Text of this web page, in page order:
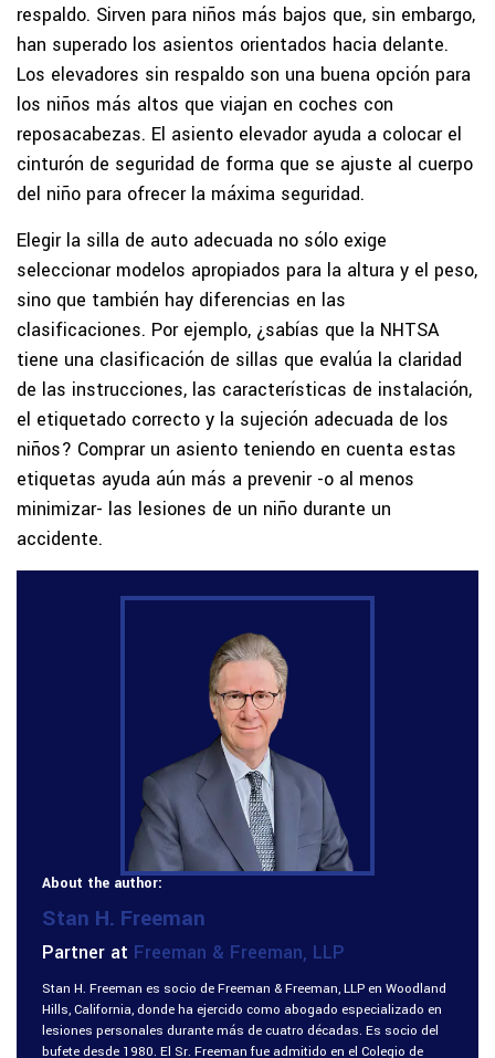
respaldo. Sirven para niños más bajos que, sin embargo,
han superado los asientos orientados hacia delante.
Los elevadores sin respaldo son una buena opción para
los niños más altos que viajan en coches con
reposacabezas. El asiento elevador ayuda a colocar el
cinturón de seguridad de forma que se ajuste al cuerpo
del niño para ofrecer la máxima seguridad.
Elegir la silla de auto adecuada no sólo exige
seleccionar modelos apropiados para la altura y el peso,
sino que también hay diferencias en las
clasificaciones. Por ejemplo, ¿sabías que la NHTSA
tiene una clasificación de sillas que evalúa la claridad
de las instrucciones, las características de instalación,
el etiquetado correcto y la sujeción adecuada de los
niños? Comprar un asiento teniendo en cuenta estas
etiquetas ayuda aún más a prevenir -o al menos
minimizar- las lesiones de un niño durante un
accidente.
About the author:
Stan H. Freeman
Partner at Freeman & Freeman, LLP
Stan H. Freeman es socio de Freeman & Freeman, LLP en Woodland
Hills, California, donde ha ejercido como abogado especializado en
lesiones personales durante más de cuatro décadas. Es socio del
bufete desde 1980. El Sr. Freeman fue admitido en el Colegio de